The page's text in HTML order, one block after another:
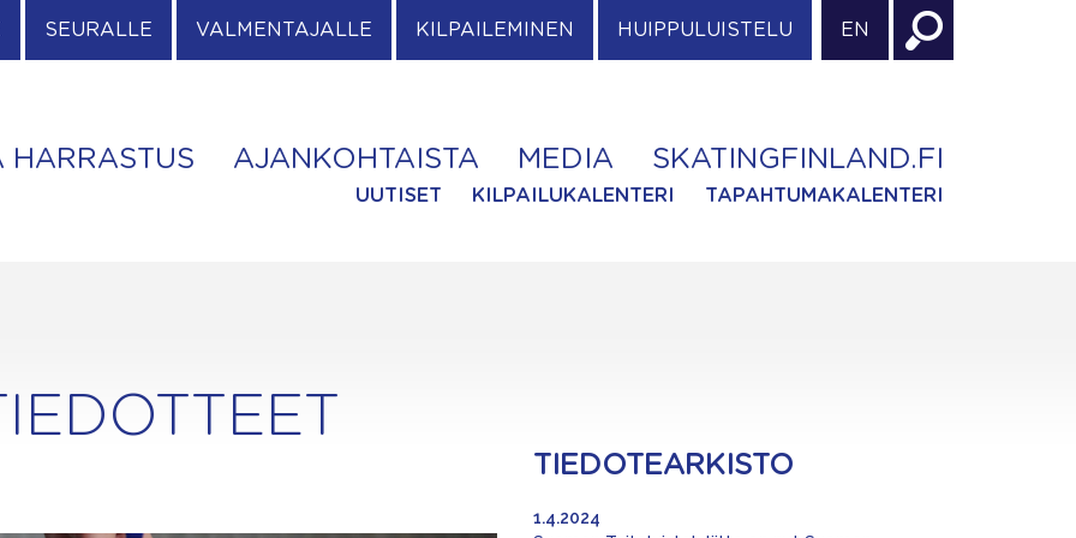
SEURALLE VALMENTAJALLE KILPAILEMINEN HUIPPULUISTELU EN
HARRASTUS AJANKOHTAISTA MEDIA SKATINGFINLAND.FI
UUTISET KILPAILUKALENTERI TAPAHTUMAKALENTERI
TIEDOTEARKISTO
1.4.2024